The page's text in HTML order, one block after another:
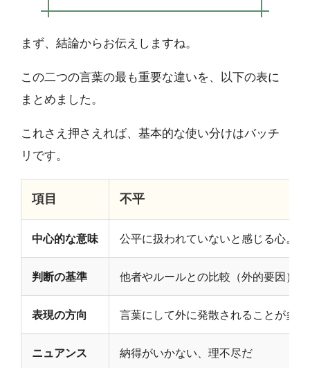
まず、結論からお伝えしますね。
この二つの言葉の最も重要な違いを、以下の表に
まとめました。
これさえ押さえれば、基本的な使い分けはバッチ
リです。
項目 不平
中心的な意味 公平に扱われていないと感じる心。
判断の基準 他者やルールとの比較（外的要因）
表現の方向 言葉にして外に発散されることが多い
ニュアンス 納得がいかない、理不尽だ